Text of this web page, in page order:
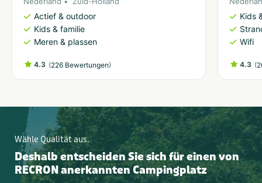
Actief & outdoor
Kids & familie
Meren & plassen
4.3 (226 Bewertungen)
Kids
Wifi
4.3 (
Wähle Qualität aus.
Deshalb entscheiden Sie sich für einen von
RECRON anerkannten Campingplatz